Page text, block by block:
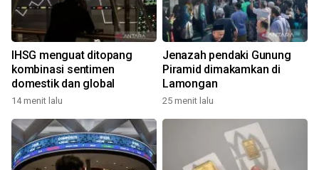
IHSG menguat ditopang
kombinasi sentimen
domestik dan global
14 menit lalu
Jenazah pendaki Gunung
Piramid dimakamkan di
Lamongan
25 menit lalu